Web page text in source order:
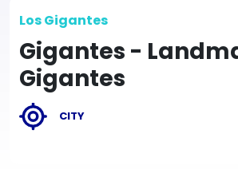
Los Gigantes
Gigantes -
Gigantes
CITY